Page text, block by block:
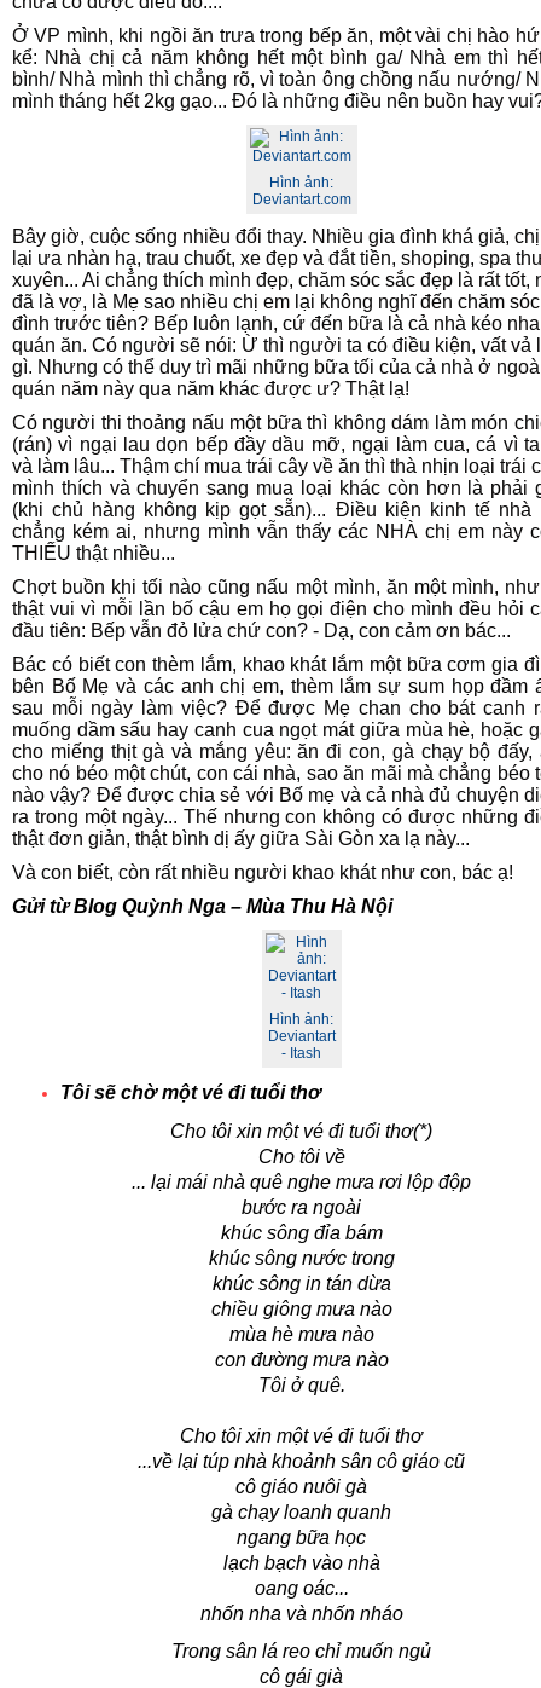
Ở VP mình, khi ngồi ăn trưa trong bếp ăn, một vài chị hào
kể: Nhà chị cả năm không hết một bình ga/ Nhà em thì
bình/ Nhà mình thì chẳng rõ, vì toàn ông chồng nấu nướng/
mình tháng hết 2kg gạo... Đó là những điều nên buồn hay
Hình ảnh:
Deviantart.com
Bây giờ, cuộc sống nhiều đổi thay. Nhiều gia đình khá giả,
lại ưa nhàn hạ, trau chuốt, xe đẹp và đắt tiền, shoping, spa
xuyên... Ai chẳng thích mình đẹp, chăm sóc sắc đẹp là rất tốt,
đã là vợ, là Mẹ sao nhiều chị em lại không nghĩ đến chăm
đình trước tiên? Bếp luôn lạnh, cứ đến bữa là cả nhà kéo
quán ăn. Có người sẽ nói: Ừ thì người ta có điều kiện, vất vả
gì. Nhưng có thể duy trì mãi những bữa tối của cả nhà ở
quán năm này qua năm khác được ư? Thật lạ!
Có người thi thoảng nấu một bữa thì không dám làm món
(rán) vì ngại lau dọn bếp đầy dầu mỡ, ngại làm cua, cá vì
và làm lâu... Thậm chí mua trái cây về ăn thì thà nhịn loại trái
mình thích và chuyển sang mua loại khác còn hơn là phải
(khi chủ hàng không kịp gọt sẵn)... Điều kiện kinh tế nhà
chẳng kém ai, nhưng mình vẫn thấy các NHÀ chị em này
THIẾU thật nhiều...
Chợt buồn khi tối nào cũng nấu một mình, ăn một mình,
thật vui vì mỗi lần bố cậu em họ gọi điện cho mình đều hỏi
đầu tiên: Bếp vẫn đỏ lửa chứ con? - Dạ, con cảm ơn bác...
Bác có biết con thèm lắm, khao khát lắm một bữa cơm gia
bên Bố Mẹ và các anh chị em, thèm lắm sự sum họp đầm
sau mỗi ngày làm việc? Để được Mẹ chan cho bát canh
muống dầm sấu hay canh cua ngọt mát giữa mùa hè, hoặc
cho miếng thịt gà và mắng yêu:ăn đi con, gà chạy bộ đấy,
cho nó béo một chút, con cái nhà, sao ăn mãi mà chẳng béo
nào vậy? Để được chia sẻ với Bố mẹ và cả nhà đủ chuyện
ra trong một ngày... Thế nhưng con không có được những
thật đơn giản, thật bình dị ấy giữa Sài Gòn xa lạ này...
Và con biết, còn rất nhiều người khao khát như con, bác ạ!
Gửi từ Blog Quỳnh Nga – Mùa Thu Hà Nội
Hình ảnh:
Deviantart
- Itash
Tôi sẽ chờ một vé đi tuổi thơ
Cho tôi xin một vé đi tuổi thơ(*)
Cho tôi về
... lại mái nhà quê nghe mưa rơi lộp độp
bước ra ngoài
khúc sông đỉa bám
khúc sông nước trong
khúc sông in tán dừa
chiều giông mưa nào
mùa hè mưa nào
con đường mưa nào
Tôi ở quê.
Cho tôi xin một vé đi tuổi thơ
...về lại túp nhà khoảnh sân cô giáo cũ
cô giáo nuôi gà
gà chạy loanh quanh
ngang bữa học
lạch bạch vào nhà
oang oác...
nhốn nha và nhốn nháo
Trong sân lá reo chỉ muốn ngủ
cô gái già